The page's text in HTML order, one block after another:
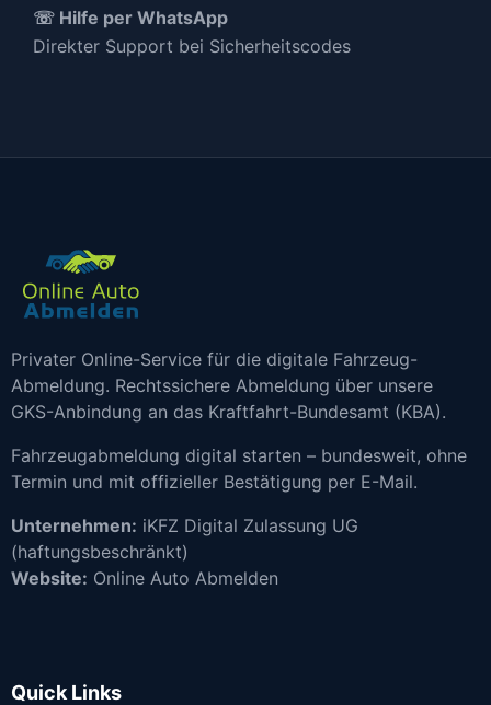
☏ Hilfe per WhatsApp
Direkter Support bei Sicherheitscodes
Privater Online-Service für die digitale Fahrzeug-
Abmeldung. Rechtssichere Abmeldung über unsere
GKS-Anbindung an das Kraftfahrt-Bundesamt (KBA).
Fahrzeugabmeldung digital starten – bundesweit, ohne
Termin und mit offizieller Bestätigung per E-Mail.
Unternehmen: iKFZ Digital Zulassung UG
(haftungsbeschränkt)
Website: Online Auto Abmelden
Quick Links